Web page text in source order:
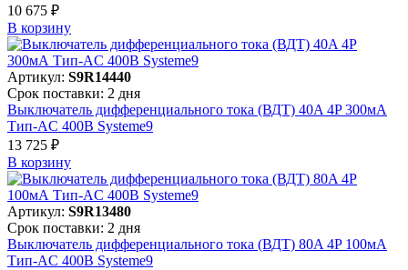
10 675 ₽
В корзинy
Артикул: S9R14440
Срок поставки: 2 дня
Выключатель дифференциального тока (ВДТ) 40A 4P 300мА
Тип-AC 400В Systeme9
13 725 ₽
В корзинy
Артикул: S9R13480
Срок поставки: 2 дня
Выключатель дифференциального тока (ВДТ) 80A 4P 100мА
Тип-AC 400В Systeme9